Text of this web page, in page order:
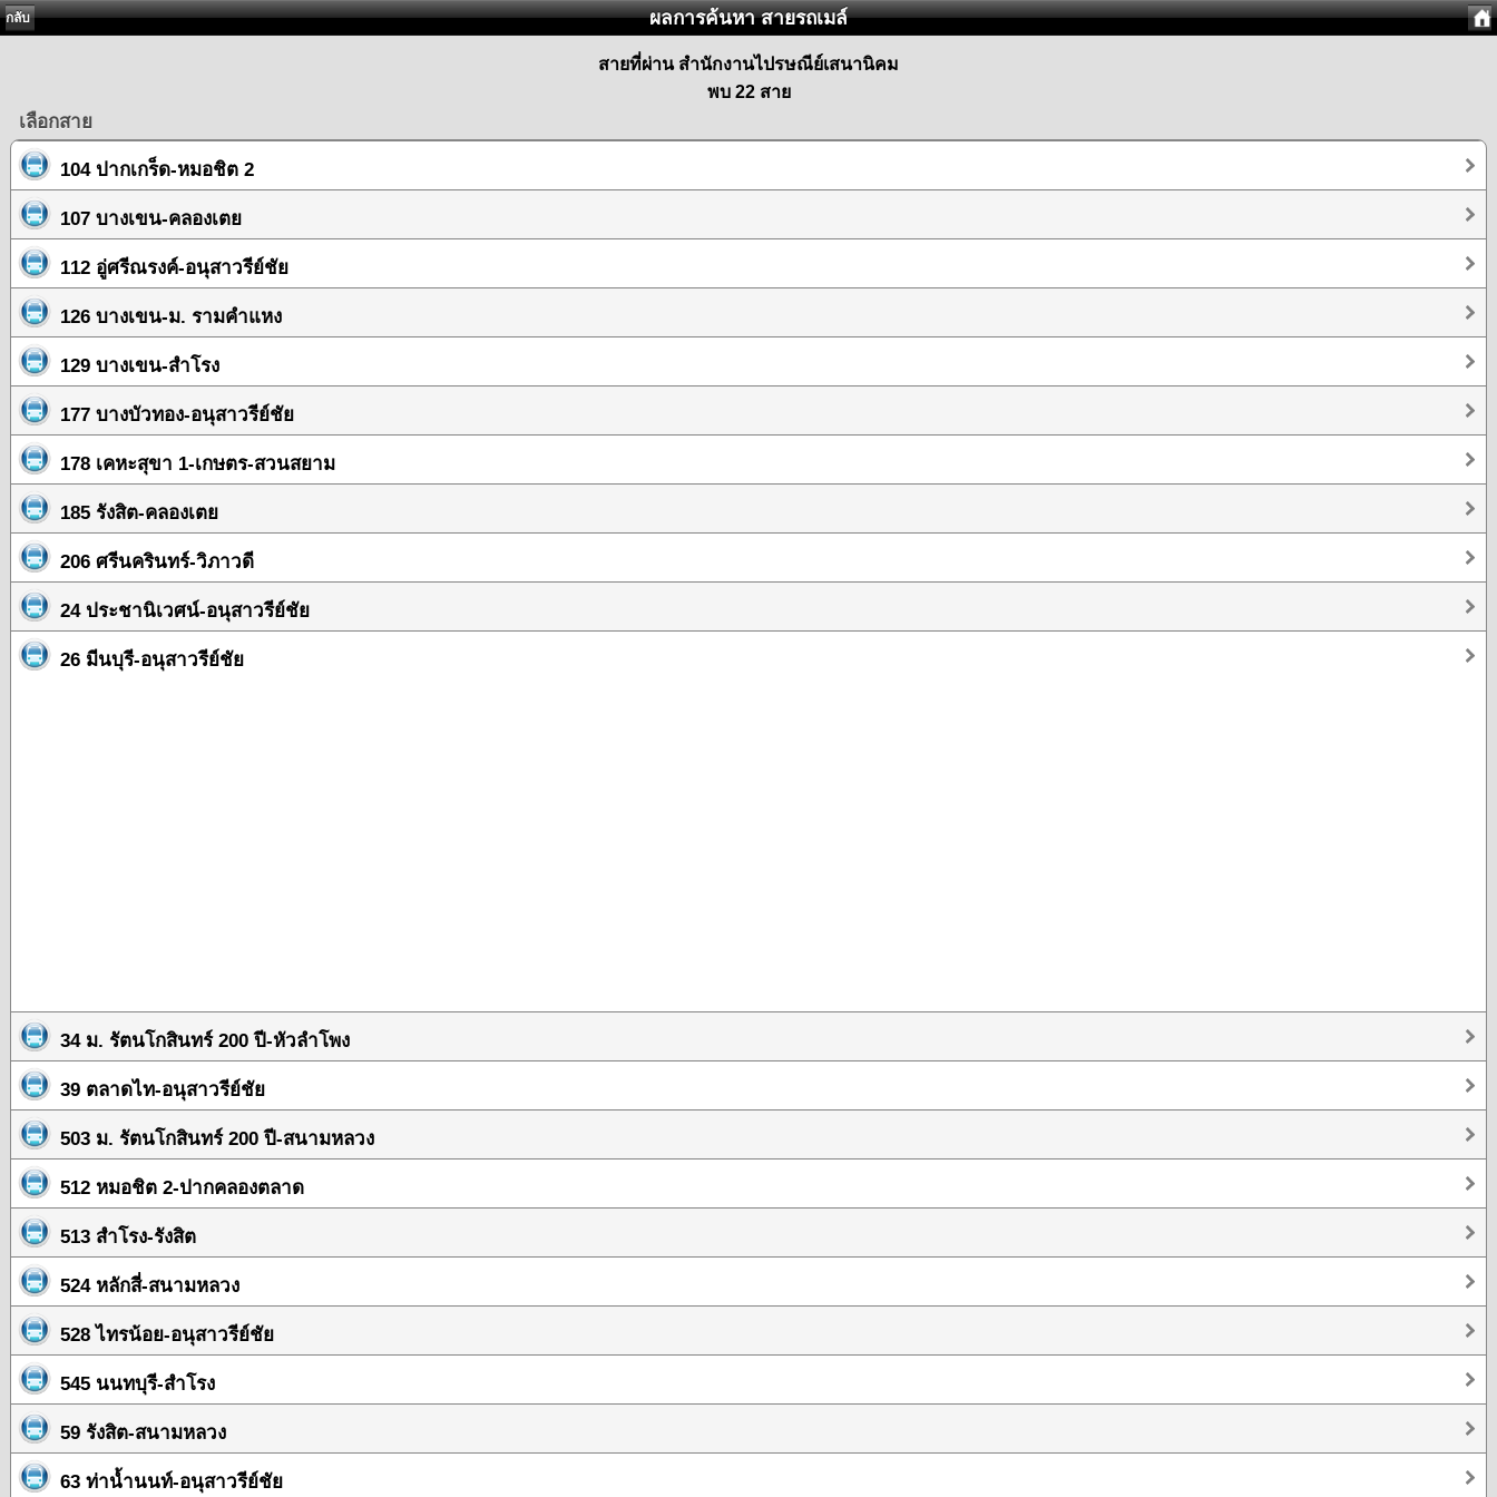
กลับ ผลการค้นหา สายรถเมล์
สายที่ผ่าน สำนักงานไปรษณีย์เสนานิคม
พบ 22 สาย
เลือกสาย
104 ปากเกร็ด-หมอชิต 2
107 บางเขน-คลองเตย
112 อู่ศรีณรงค์-อนุสาวรีย์ชัย
126 บางเขน-ม. รามคำแหง
129 บางเขน-สำโรง
177 บางบัวทอง-อนุสาวรีย์ชัย
178 เคหะสุขา 1-เกษตร-สวนสยาม
185 รังสิต-คลองเตย
206 ศรีนครินทร์-วิภาวดี
24 ประชานิเวศน์-อนุสาวรีย์ชัย
26 มีนบุรี-อนุสาวรีย์ชัย
34 ม. รัตนโกสินทร์ 200 ปี-หัวลำโพง
39 ตลาดไท-อนุสาวรีย์ชัย
503 ม. รัตนโกสินทร์ 200 ปี-สนามหลวง
512 หมอชิต 2-ปากคลองตลาด
513 สำโรง-รังสิต
524 หลักสี่-สนามหลวง
528 ไทรน้อย-อนุสาวรีย์ชัย
545 นนทบุรี-สำโรง
59 รังสิต-สนามหลวง
63 ท่าน้ำนนท์-อนุสาวรีย์ชัย